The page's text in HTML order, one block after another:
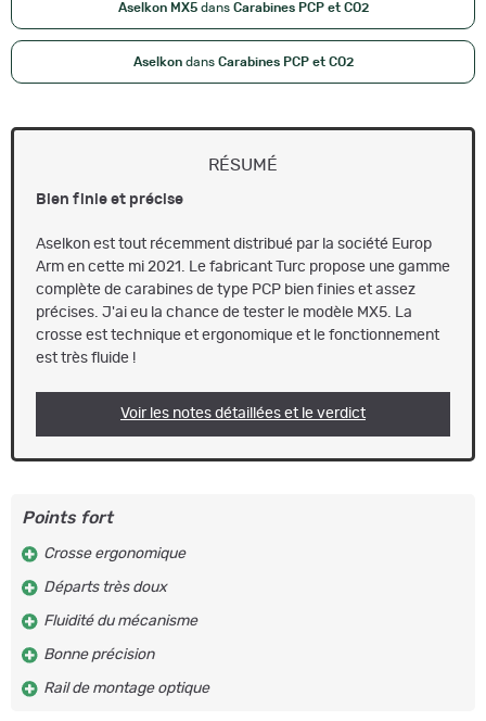
Aselkon MX5dans Carabines PCP et CO2
Aselkondans Carabines PCP et CO2
RÉSUMÉ
Bien finie et précise
Aselkon est tout récemment distribué par la société Europ
Arm en cette mi 2021. Le fabricant Turc propose une gamme
complète de carabines de type PCP bien finies et assez
précises. J'ai eu la chance de tester le modèle MX5. La
crosse est technique et ergonomique et le fonctionnement
est très fluide !
Voir les notes détaillées et le verdict
Points fort
Crosse ergonomique
Départs très doux
Fluidité du mécanisme
Bonne précision
Rail de montage optique